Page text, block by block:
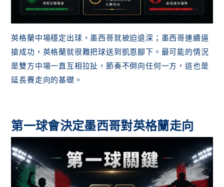
英格蘭中場穩定出球，墨西哥就被迫退深；墨西哥連續逼
搶成功，英格蘭就很難把球送到凱恩腳下。最可能的情況
是雙方中場一直互相拉扯，節奏不倒向任何一方，這也是
延長賽走向的基礎。
第一球會決定墨西哥對英格蘭走向